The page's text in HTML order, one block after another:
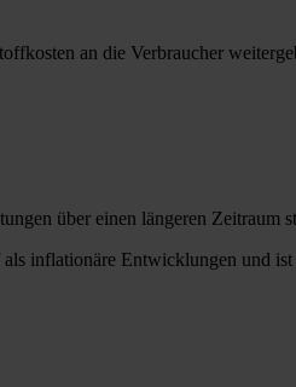
an die Verbraucher
über einen längeren Zeitraum
inflationäre Entwicklungen und